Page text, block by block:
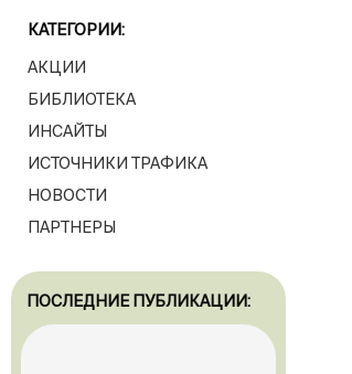
КАТЕГОРИИ:
АКЦИИ
БИБЛИОТЕКА
ИНСАЙТЫ
ИСТОЧНИКИ ТРАФИКА
НОВОСТИ
ПАРТНЕРЫ
ПОСЛЕДНИЕ ПУБЛИКАЦИИ: